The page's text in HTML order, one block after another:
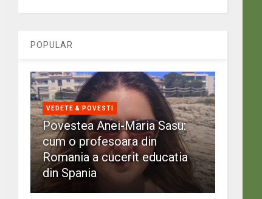
POPULAR
VEDETE & POVESTI
Povestea Anei-Maria Sasu:
cum o profesoara din
Romania a cucerit educatia
din Spania